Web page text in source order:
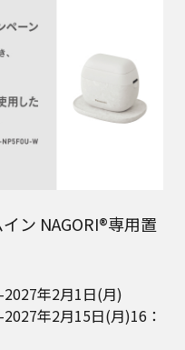
ン NAGORI®専用置
年2月1日(月)
年2月15日(月)16：